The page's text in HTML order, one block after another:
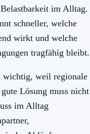
im Alltag.
schneller, welche
wirkt und welche
tragfähig bleibt.
wichtig, weil regionale
Lösung muss nicht
im Alltag